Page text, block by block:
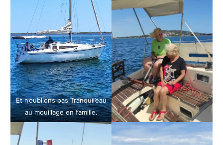
Et n’oublions pas Tranquil’eau
au mouillage en famille.